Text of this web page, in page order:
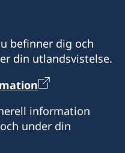
befinner dig och
din utlandsvistelse.
information
under din